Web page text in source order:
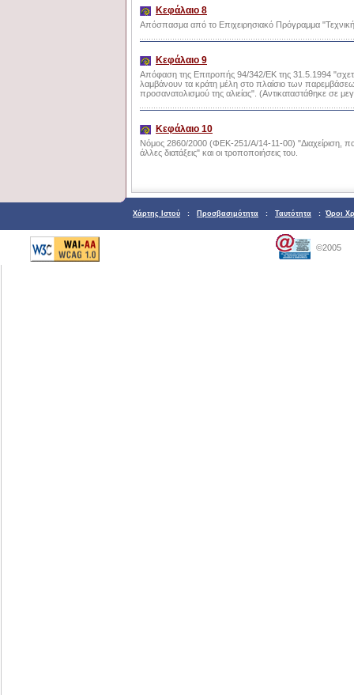
Κεφάλαιο 8
Απόσπασμα από το Επιχειρησιακό Πρόγραμμα
Κεφάλαιο 9
Απόφαση της Επιτροπής 94/342/ΕΚ της 31.5.1994
λαμβάνουν τα κράτη μέλη στο πλαίσιο των
προσανατολισμού της αλιείας". (Αντικαταστάθηκε σε
Κεφάλαιο 10
Νόμος 2860/2000 (ΦΕΚ-251/Α/14-11-00) "Διαχείριση,
άλλες διατάξεις" και οι τροποποιήσεις του.
Χάρτης Ιστού : Προσβασιμότητα : Ταυτότητα : Όροι
©2005